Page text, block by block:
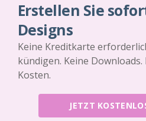
Erstellen Sie
Designs
Keine Kreditkarte
kündigen. Keine
Kosten.
JETZT